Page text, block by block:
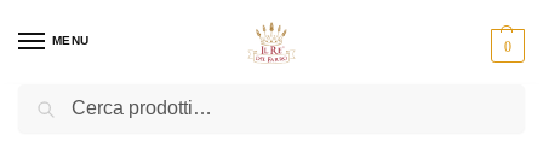
MENU 0
Home Negozio / Pagina 3